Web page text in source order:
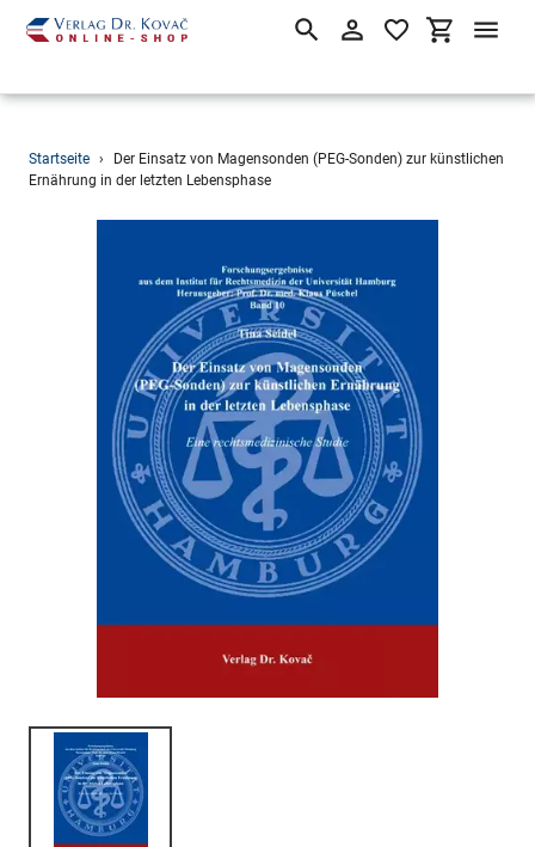
Direkt
zum
SuchenEinloggen
Startseite ›
Der Einsatz von Magensonden (PEG-Sonden) zur künstlichen
Ernährung in der letzten Lebensphase